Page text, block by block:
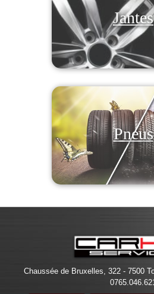
Jantes
Pneus
Chaussée de Bruxelles, 322 - 7500